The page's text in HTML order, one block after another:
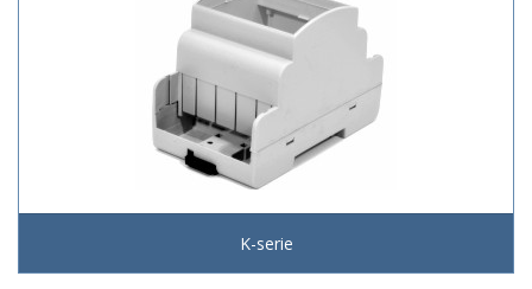
K-serie